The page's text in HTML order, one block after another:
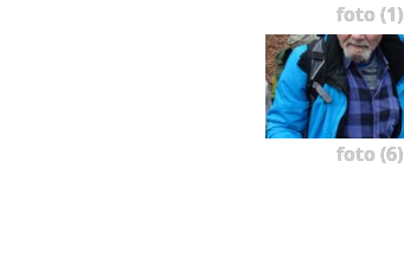
foto (1)
foto (6)